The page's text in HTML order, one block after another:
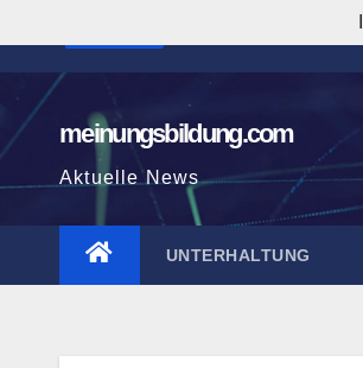
Inhalt
springen
meinungsbildung.com
Aktuelle News
UNTERHALTUNG